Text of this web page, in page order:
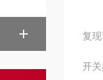
复
开